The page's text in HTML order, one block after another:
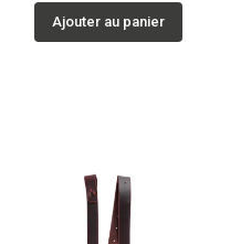
Ajouter au panier